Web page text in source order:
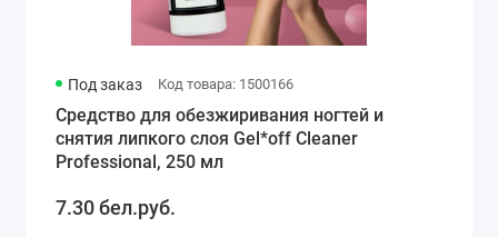
Под заказ Код товара: 1500166
Средство для обезжиривания ногтей и
снятия липкого слоя Gel*off Cleaner
Professional, 250 мл
7.30 бел.руб.